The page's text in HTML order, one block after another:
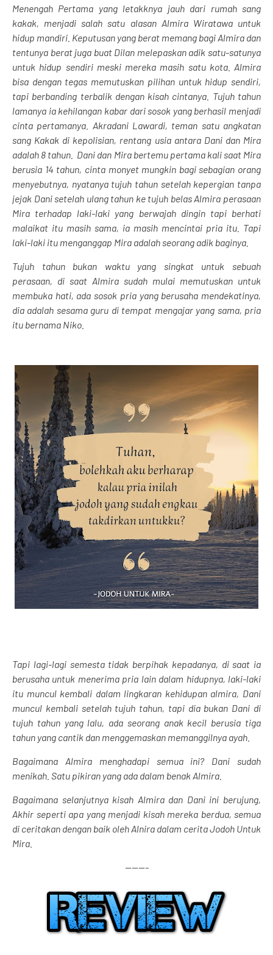
Menengah Pertama yang letakknya jauh dari rumah sang
kakak, menjadi salah satu alasan Almira Wiratawa untuk
hidup mandiri. Keputusan yang berat memang bagi Almira dan
tentunya berat juga buat Dilan melepaskan adik satu-satunya
untuk hidup sendiri meski mereka masih satu kota. Almira
bisa dengan tegas memutuskan pilihan untuk hidup sendiri,
tapi berbanding terbalik dengan kisah cintanya. Tujuh tahun
lamanya ia kehilangan kabar dari sosok yang berhasil menjadi
cinta pertamanya. Akradani Lawardi, teman satu angkatan
sang Kakak di kepolisian, rentang usia antara Dani dan Mira
adalah 8 tahun. Dani dan Mira bertemu pertama kali saat Mira
berusia 14 tahun, cinta monyet mungkin bagi sebagian orang
menyebutnya, nyatanya tujuh tahun setelah kepergian tanpa
jejak Dani setelah ulang tahun ke tujuh belas Almira perasaan
Mira terhadap laki-laki yang berwajah dingin tapi berhati
malaikat itu masih sama, ia masih mencintai pria itu. Tapi
laki-laki itu menganggap Mira adalah seorang adik baginya.
Tujuh tahun bukan waktu yang singkat untuk sebuah
perasaan, di saat Almira sudah mulai memutuskan untuk
membuka hati, ada sosok pria yang berusaha mendekatinya,
dia adalah sesama guru di tempat mengajar yang sama, pria
itu bernama Niko.
Tapi lagi-lagi semesta tidak berpihak kepadanya, di saat ia
berusaha untuk menerima pria lain dalam hidupnya, laki-laki
itu muncul kembali dalam lingkaran kehidupan almira, Dani
muncul kembali setelah tujuh tahun, tapi dia bukan Dani di
tujuh tahun yang lalu, ada seorang anak kecil berusia tiga
tahun yang cantik dan menggemaskan memanggilnya ayah.
Bagaimana Almira menghadapi semua ini? Dani sudah
menikah. Satu pikiran yang ada dalam benak Almira.
Bagaimana selanjutnya kisah Almira dan Dani ini berujung,
Akhir seperti apa yang menjadi kisah mereka berdua, semua
di ceritakan dengan baik oleh Alnira dalam cerita Jodoh Untuk
Mira.
-------